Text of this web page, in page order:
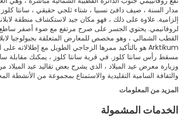
مدار السنة ، صيف دافئ نسبيا ، شتاء ثلجي حقيقي ، سانتا
القطب الشمالي ، وهو مخصص للمعارض المتعلقة بجيولوجيا
مسقط رأس سانتا كلوز. في قرية سانتا كلوز ، يمكنك مقابلة
وزيارة معرض عيد الميلاد ، الذي يشرح بعض تقاليد عيد الميلاد
والثقافة السامية التقليدية والاستمتاع بمجموعة من الأنشطة
المزيد من المعلومات
الخدمات المشمولة